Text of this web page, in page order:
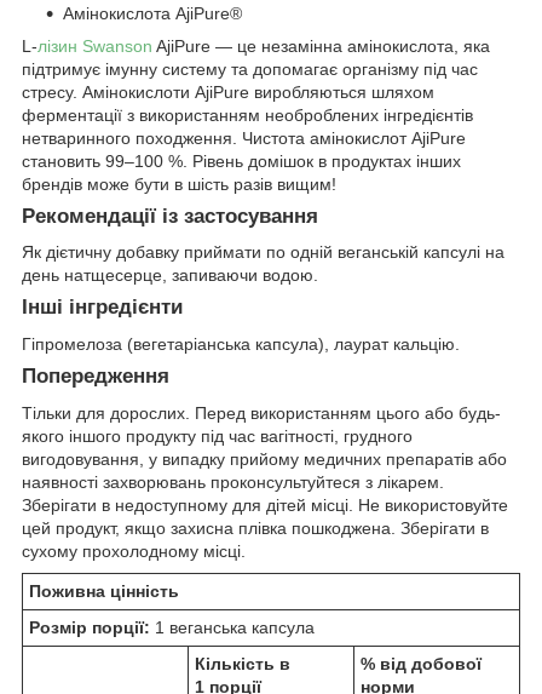
Амінокислота AjiPure®
L-лізин Swanson AjiPure — це незамінна амінокислота, яка
підтримує імунну систему та допомагає організму під час
стресу. Амінокислоти AjiPure виробляються шляхом
ферментації з використанням необроблених інгредієнтів
нетваринного походження. Чистота амінокислот AjiPure
становить 99–100 %. Рівень домішок в продуктах інших
брендів може бути в шість разів вищим!
Рекомендації із застосування
Як дієтичну добавку приймати по одній веганській капсулі на
день натщесерце, запиваючи водою.
Інші інгредієнти
Гіпромелоза (вегетаріанська капсула), лаурат кальцію.
Попередження
Тільки для дорослих. Перед використанням цього або будь-
якого іншого продукту під час вагітності, грудного
вигодовування, у випадку прийому медичних препаратів або
наявності захворювань проконсультуйтеся з лікарем.
Зберігати в недоступному для дітей місці. Не використовуйте
цей продукт, якщо захисна плівка пошкоджена. Зберігати в
сухому прохолодному місці.
Поживна цінність
Розмір порції: 1 веганська капсула
Кількість в
1 порції
% від добової
норми